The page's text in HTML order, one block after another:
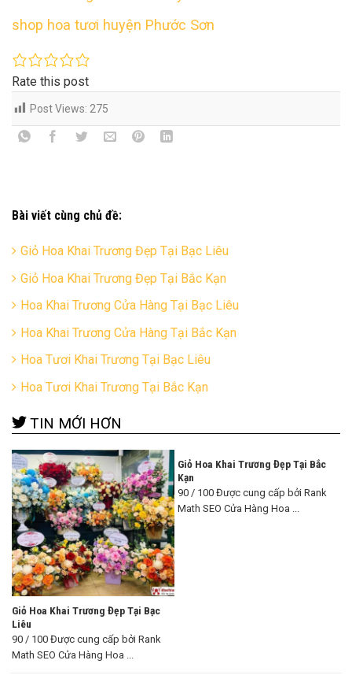
shop hoa tươi huyện Phước Sơn
Rate this post
Post Views: 275
Bài viết cùng chủ đề:
Giỏ Hoa Khai Trương Đẹp Tại Bạc Liêu
Giỏ Hoa Khai Trương Đẹp Tại Bắc Kạn
Hoa Khai Trương Cửa Hàng Tại Bạc Liêu
Hoa Khai Trương Cửa Hàng Tại Bắc Kạn
Hoa Tươi Khai Trương Tại Bạc Liêu
Hoa Tươi Khai Trương Tại Bắc Kạn
TIN MỚI HƠN
Giỏ Hoa Khai Trương Đẹp Tại Bạc
Liêu
90 / 100 Được cung cấp bởi Rank
Math SEO Cửa Hàng Hoa ...
Giỏ Hoa Khai Trương Đẹp Tại Bắc
Kạn
90 / 100 Được cung cấp bởi Rank
Math SEO Cửa Hàng Hoa ...